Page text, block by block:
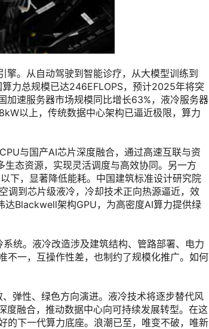
擎。从自动驾驶到智能诊疗，从大模型训练到
力总规模已达246EFLOPS，预计2025年将突
速服务器市场规模同比增长63%，液冷服务器
以上，传统数据中心架构已逼近极限，算力
与国产AI芯片深度融合，通过高速互联与资
态资源，实现灵活调度与高效协同。另一方
下，显著降低能耗。中国建筑标准设计研究院
调到芯片级液冷，冷却技术正向热源逼近，效
Blackwell架构GPU，为高密度AI算力提供绿
统。液冷改造涉及建筑结构、管路部署、电力
不一，互操作性差，也制约了规模化推广。如何
弹性、绿色方向演进。液冷技术将逐步替代风
度融合，推动数据中心向可持续发展转型。在这
的下一代算力底座。浪潮已至，唯变不破，唯新